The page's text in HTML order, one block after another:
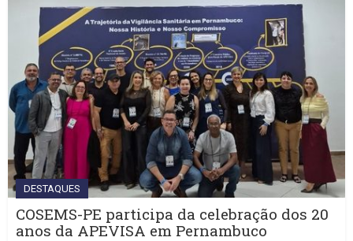
DESTAQUES
COSEMS-PE participa da celebração dos 20
anos da APEVISA em Pernambuco